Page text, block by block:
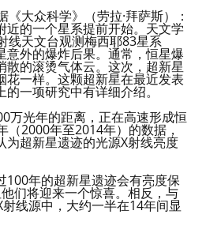
《大众科学》（劳拉·拜萨斯）：
近的一个星系提前开始。天文学
线天文台观测梅西耶83星系
意外的爆炸后果。通常，恒星爆
散的滚烫气体云。这次，超新星
一样。这颗超新星在最近发表
的一项研究中有详细介绍。
万光年的距离，正在高速形成恒
（2000年至2014年）的数据，
为超新星遗迹的光源X射线亮度
100年的超新星遗迹会有亮度保
们将迎来一个惊喜。相反，与
线源中，大约一半在14年间显